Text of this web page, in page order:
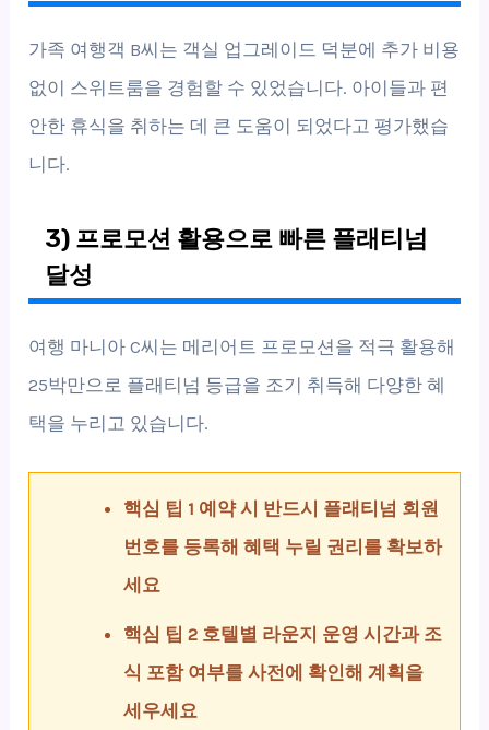
가족 여행객 B씨는 객실 업그레이드 덕분에 추가 비용
없이 스위트룸을 경험할 수 있었습니다. 아이들과 편
안한 휴식을 취하는 데 큰 도움이 되었다고 평가했습
니다.
3) 프로모션 활용으로 빠른 플래티넘
달성
여행 마니아 C씨는 메리어트 프로모션을 적극 활용해
25박만으로 플래티넘 등급을 조기 취득해 다양한 혜
택을 누리고 있습니다.
핵심 팁 1 예약 시 반드시 플래티넘 회원
번호를 등록해 혜택 누릴 권리를 확보하
세요
핵심 팁 2 호텔별 라운지 운영 시간과 조
식 포함 여부를 사전에 확인해 계획을
세우세요